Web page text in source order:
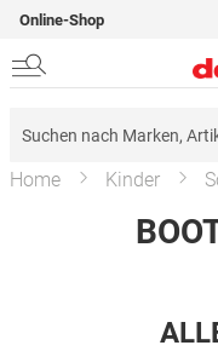
Online-Shop
Home Kinder